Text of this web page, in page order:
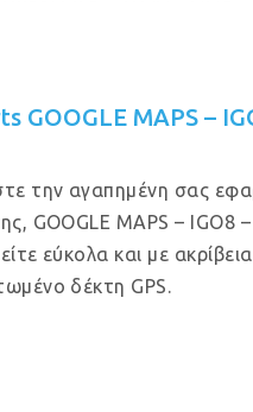
GOOGLE MAPS –
την αγαπημένη σας
GOOGLE MAPS – IGO8 –
εύκολα και με
δέκτη GPS.